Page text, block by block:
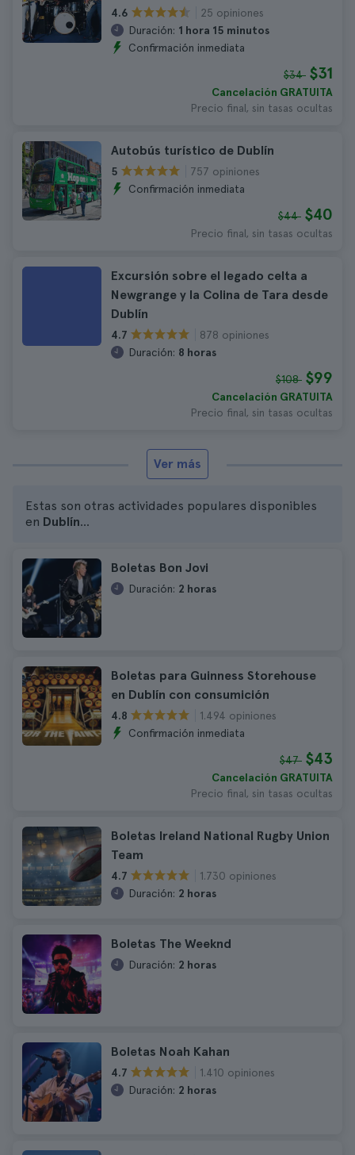
4.6
25 opiniones
Duración: 1 hora 15 minutos
Confirmación inmediata
$34 $31
Cancelación GRATUITA
Precio final, sin tasas ocultas
Autobús turístico de Dublín
5
757 opiniones
Confirmación inmediata
$44 $40
Precio final, sin tasas ocultas
Excursión sobre el legado celta a
Newgrange y la Colina de Tara desde
Dublín
4.7
878 opiniones
Duración: 8 horas
$108 $99
Cancelación GRATUITA
Precio final, sin tasas ocultas
Ver más
Estas son otras actividades populares disponibles
en Dublín...
Boletas Bon Jovi
Duración: 2 horas
Boletas para Guinness Storehouse
en Dublín con consumición
4.8
1.494 opiniones
Confirmación inmediata
$47 $43
Cancelación GRATUITA
Precio final, sin tasas ocultas
Boletas Ireland National Rugby Union
Team
4.7
1.730 opiniones
Duración: 2 horas
Boletas The Weeknd
Duración: 2 horas
Boletas Noah Kahan
4.7
1.410 opiniones
Duración: 2 horas